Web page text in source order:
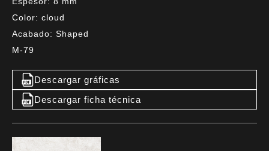
Color: cloud
Acabado: Shaped
M-79
Descargar gráficas
Descargar ficha técnica